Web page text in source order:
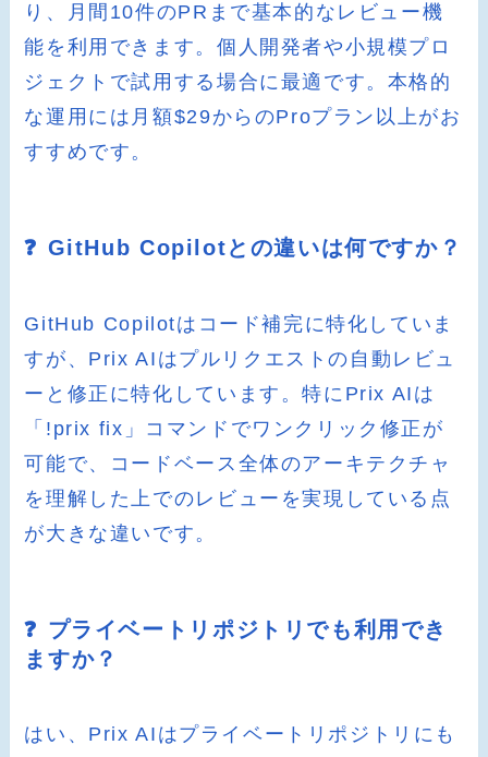
り、月間10件のPRまで基本的なレビュー機
能を利用できます。個人開発者や小規模プロ
ジェクトで試用する場合に最適です。本格的
な運用には月額$29からのProプラン以上がお
すすめです。
❓ GitHub Copilotとの違いは何ですか？
GitHub Copilotはコード補完に特化していま
すが、Prix AIはプルリクエストの自動レビュ
ーと修正に特化しています。特にPrix AIは
「!prix fix」コマンドでワンクリック修正が
可能で、コードベース全体のアーキテクチャ
を理解した上でのレビューを実現している点
が大きな違いです。
❓ プライベートリポジトリでも利用でき
ますか？
はい、Prix AIはプライベートリポジトリにも